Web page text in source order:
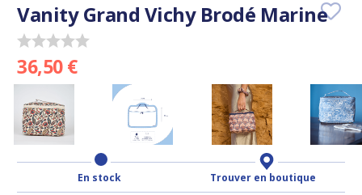
Vanity Grand Vichy Brodé Marine
36,50 €
En stock Trouver en boutique